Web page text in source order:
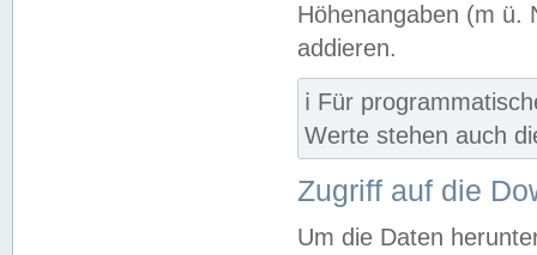
Höhenangaben (m ü.
addieren.
ℹ️ Für
Werte stehen auch
Zugriff auf die
Um die Daten